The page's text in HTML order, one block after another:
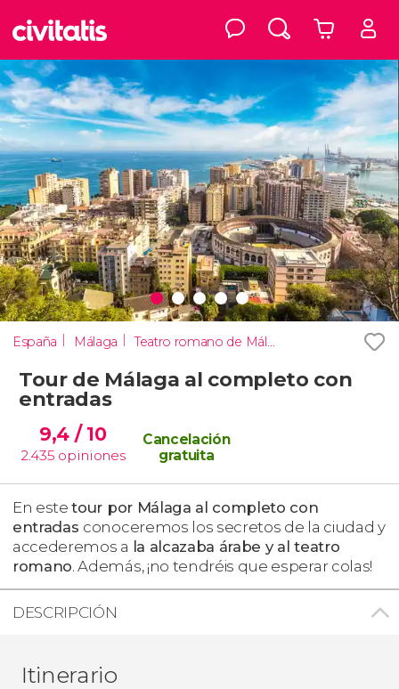
España Málaga Teatro romano de Málaga
Tour de Málaga al completo con
entradas
9,4 / 10
2.435 opiniones
Cancelación
gratuita
En estetour por Málaga al completo con
entradas conoceremos los secretos de la ciudad y
accederemos a la alcazaba árabe y al teatro
romano. Además, ¡no tendréis que esperar colas!
DESCRIPCIÓN
Itinerario